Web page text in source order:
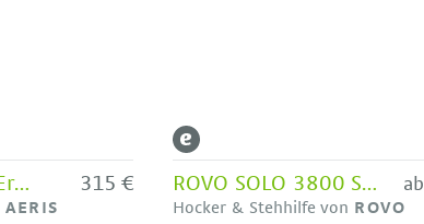
Aeris Swoppster - Ergonomischer Kinderhocker
AERIS
315 € ROVO SOLO 3800 Sitz-Hocker mit ERGO BALANCE
Hocker & Stehhilfe von ROVO
ab